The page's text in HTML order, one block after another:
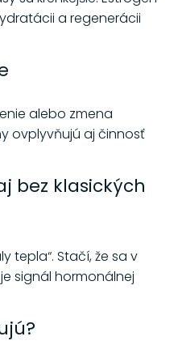
a regenerácii
alebo zmena
ovplyvňujú aj činnosť
bez klasických
tepla“. Stačí, že sa v
signál hormonálnej